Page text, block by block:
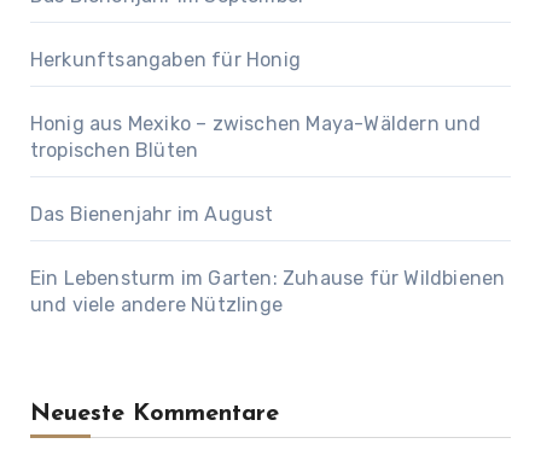
Herkunftsangaben für Honig
Honig aus Mexiko – zwischen Maya-Wäldern und
tropischen Blüten
Das Bienenjahr im August
Ein Lebensturm im Garten: Zuhause für Wildbienen
und viele andere Nützlinge
Neueste Kommentare